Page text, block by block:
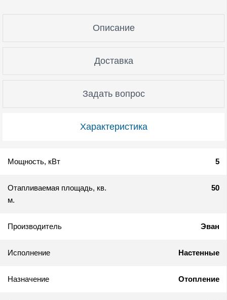
Характеристика
Описание
Доставка
Задать вопрос
Мощность, кВт 5
Отапливаемая площадь, кв.
м.
50
Производитель Эван
Исполнение Настенные
Назначение Отопление